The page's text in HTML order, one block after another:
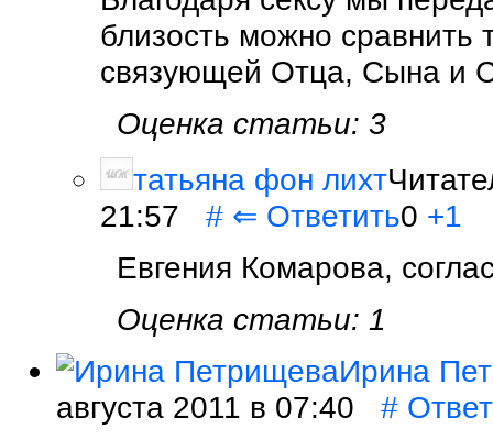
близость можно сравнить
связующей Отца, Сына и
Оценка статьи: 3
татьяна фон лихт
21:57 # ⇐ Ответить0 +1
Евгения Комарова,
Оценка статьи: 1
Ирина
августа 2011 в 07:40 #